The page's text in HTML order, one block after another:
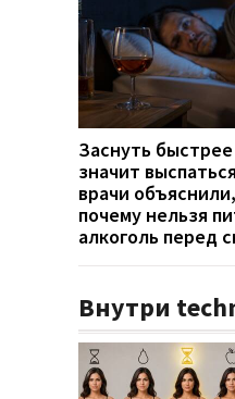
Заснуть
значит
врачи объяснили,
почему нельзя
алкоголь перед
Внутри